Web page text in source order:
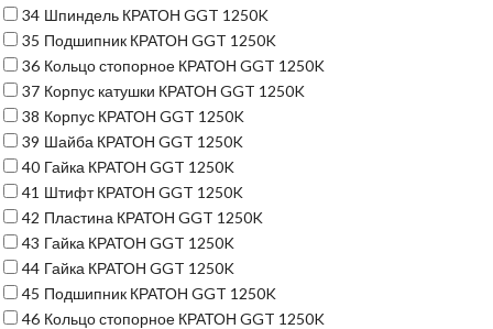
34 Шпиндель КРАТОН GGT 1250K
35 Подшипник КРАТОН GGT 1250K
36 Кольцо стопорное КРАТОН GGT 1250K
37 Корпус катушки КРАТОН GGT 1250K
38 Корпус КРАТОН GGT 1250K
39 Шайба КРАТОН GGT 1250K
40 Гайка КРАТОН GGT 1250K
41 Штифт КРАТОН GGT 1250K
42 Пластина КРАТОН GGT 1250K
43 Гайка КРАТОН GGT 1250K
44 Гайка КРАТОН GGT 1250K
45 Подшипник КРАТОН GGT 1250K
46 Кольцо стопорное КРАТОН GGT 1250K